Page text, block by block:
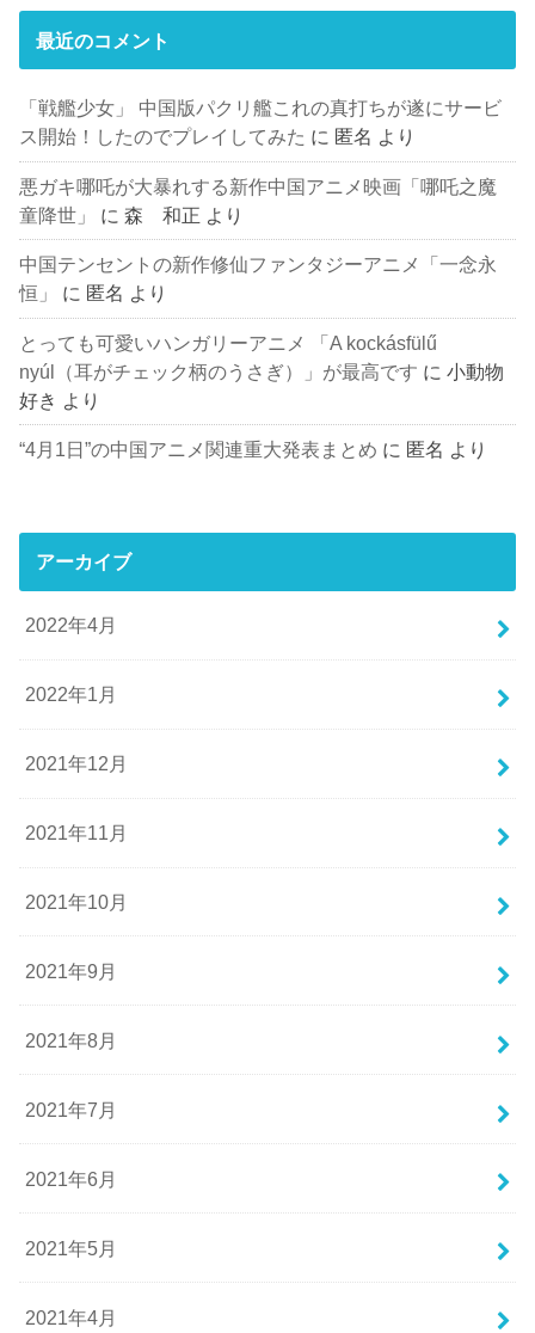
最近のコメント
「戦艦少女」 中国版パクリ艦これの真打ちが遂にサービ
ス開始！したのでプレイしてみた に 匿名 より
悪ガキ哪吒が大暴れする新作中国アニメ映画「哪吒之魔
童降世」
に森 和正 より
中国テンセントの新作修仙ファンタジーアニメ「一念永
恒」
に 匿名 より
とっても可愛いハンガリーアニメ 「A kockásfülű
nyúl（耳がチェック柄のうさぎ）」が最高です に小動物
好き より
“4月1日”の中国アニメ関連重大発表まとめ に 匿名 より
アーカイブ
2022年4月
2022年1月
2021年12月
2021年11月
2021年10月
2021年9月
2021年8月
2021年7月
2021年6月
2021年5月
2021年4月